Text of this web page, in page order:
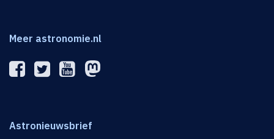
Meer astronomie.nl
Astronieuwsbrief